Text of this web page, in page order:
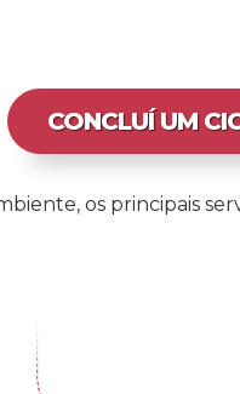
CONCLUÍ UM
os principais